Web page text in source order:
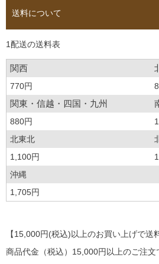
送料について
1配送の送料表
関西
770円
関東・信越・四国・九州
880円
北東北
1,100円
沖縄
1,705円
【15,000円(税込)以上のお買い上げで送
商品代金（税込）15,000円以上のご注